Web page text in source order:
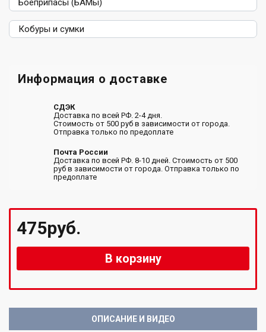
Боеприпасы (БАМы)
Кобуры и сумки
Информация о доставке
СДЭК
Доставка по всей РФ. 2-4 дня.
Стоимость от 500 руб в зависимости от города.
Отправка только по предоплате
Почта России
Доставка по всей РФ. 8-10 дней. Стоимость от 500
руб в зависимости от города. Отправка только по
предоплате
475руб.
В корзину
ОПИСАНИЕ И ВИДЕО